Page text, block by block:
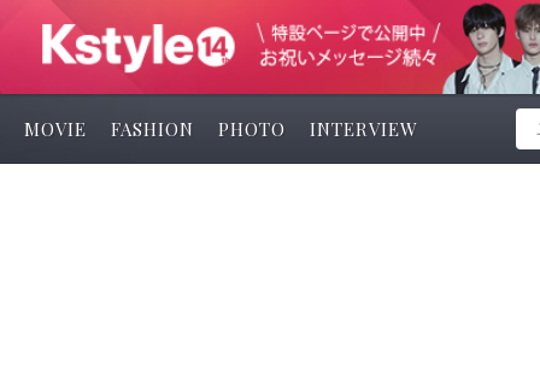
MOVIE FASHION PHOTO INTERVIEW